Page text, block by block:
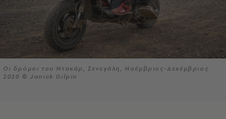
Οι δρόμοι του Ντακάρ, Σενεγάλη, Νοέμβριος-Δεκέμβριος
2020 © Janick Gilpin